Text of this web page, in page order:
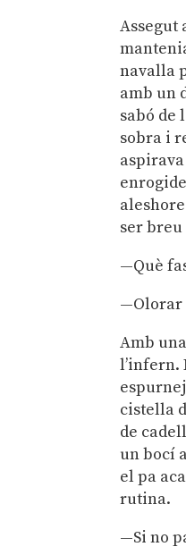
Assegut
navalla
amb un
sabó de
sobra i
ser
—Què
—Olorar
Amb
l’infern.
cistella
de
un bocí
el pa
rutina.
—Si no